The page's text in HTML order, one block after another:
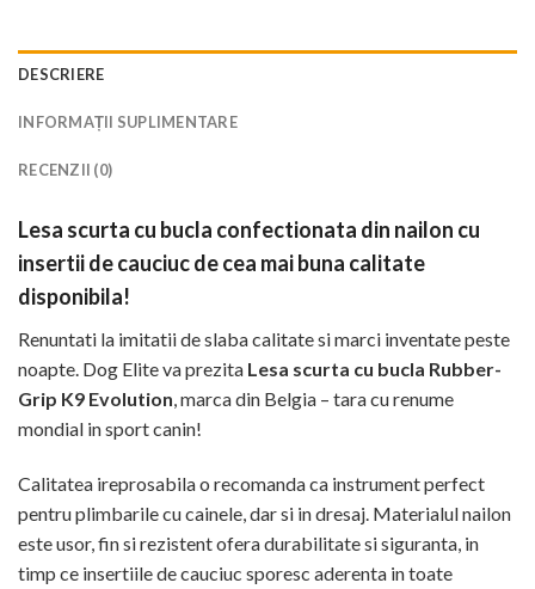
DESCRIERE
INFORMAȚII SUPLIMENTARE
RECENZII (0)
Lesa scurta cu bucla confectionata din nailon cu
insertii de cauciuc de cea mai buna calitate
disponibila!
Renuntati la imitatii de slaba calitate si marci inventate peste
noapte. Dog Elite va prezita Lesa scurta cu bucla Rubber-
Grip K9 Evolution, marca din Belgia – tara cu renume
mondial in sport canin!
Calitatea ireprosabila o recomanda ca instrument perfect
pentru plimbarile cu cainele, dar si in dresaj. Materialul nailon
este usor, fin si rezistent ofera durabilitate si siguranta, in
timp ce insertiile de cauciuc sporesc aderenta in toate